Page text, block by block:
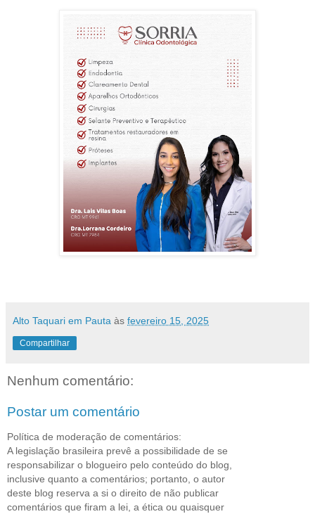
Alto Taquari em Pauta às fevereiro 15, 2025
Compartilhar
Nenhum comentário:
Postar um comentário
Política de moderação de comentários:
A legislação brasileira prevê a possibilidade de se
responsabilizar o blogueiro pelo conteúdo do blog,
inclusive quanto a comentários; portanto, o autor
deste blog reserva a si o direito de não publicar
comentários que firam a lei, a ética ou quaisquer